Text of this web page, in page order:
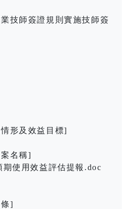
技師簽證規則實施技師簽
形及效益目標]
名稱]
期使用效益評估提報.doc
]